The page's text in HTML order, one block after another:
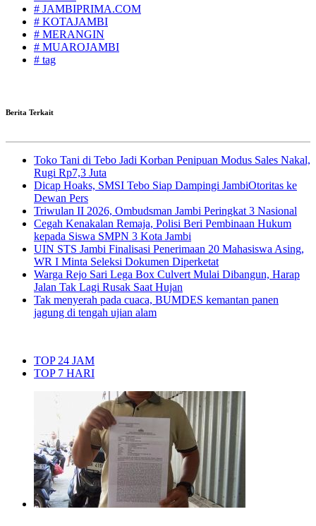
# JAMBIPRIMA.COM
# KOTAJAMBI
# MERANGIN
# MUAROJAMBI
# tag
Berita Terkait
Toko Tani di Tebo Jadi Korban Penipuan Modus Sales Nakal,
Rugi Rp7,3 Juta
Dicap Hoaks, SMSI Tebo Siap Dampingi JambiOtoritas ke
Dewan Pers
Triwulan II 2026, Ombudsman Jambi Peringkat 3 Nasional
Cegah Kenakalan Remaja, Polisi Beri Pembinaan Hukum
kepada Siswa SMPN 3 Kota Jambi
UIN STS Jambi Finalisasi Penerimaan 20 Mahasiswa Asing,
WR I Minta Seleksi Dokumen Diperketat
Warga Rejo Sari Lega Box Culvert Mulai Dibangun, Harap
Jalan Tak Lagi Rusak Saat Hujan
Tak menyerah pada cuaca, BUMDES kemantan panen
jagung di tengah ujian alam
TOP 24 JAM
TOP 7 HARI